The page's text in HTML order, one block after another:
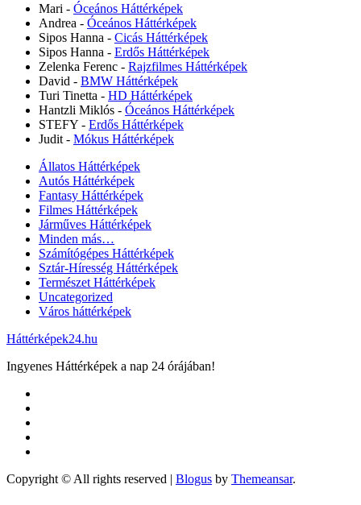
Mari - Óceános Háttérképek
Andrea - Óceános Háttérképek
Sipos Hanna - Cicás Háttérképek
Sipos Hanna - Erdős Háttérképek
Zelenka Ferenc - Rajzfilmes Háttérképek
David - BMW Háttérképek
Turi Tinetta - HD Háttérképek
Hantzli Miklós - Óceános Háttérképek
STEFY - Erdős Háttérképek
Judit - Mókus Háttérképek
Állatos Háttérképek
Autós Háttérképek
Fantasy Háttérképek
Filmes Háttérképek
Járműves Háttérképek
Minden más…
Számítógépes Háttérképek
Sztár-Híresség Háttérképek
Természet Háttérképek
Uncategorized
Város háttérképek
Háttérképek24.hu
Ingyenes Háttérképek a nap 24 órájában!
Copyright © All rights reserved | Blogus by Themeansar.